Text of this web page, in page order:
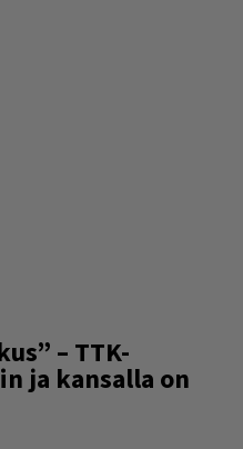
– TTK-
ja kansalla on